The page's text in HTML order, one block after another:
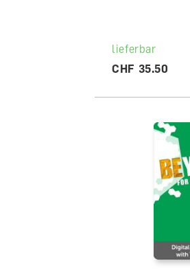
lieferbar
CHF 35.50